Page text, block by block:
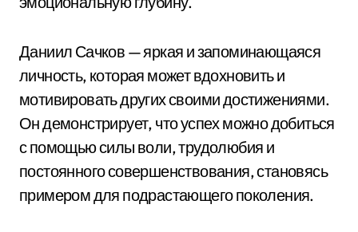
Даниил Сачков — яркая и запоминающаяся
личность, которая может вдохновить и
мотивировать других своими достижениями.
Он демонстрирует, что успех можно добиться
с помощью силы воли, трудолюбия и
постоянного совершенствования, становясь
примером для подрастающего поколения.